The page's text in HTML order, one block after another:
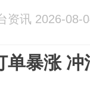
资讯 2026-08-
单暴涨